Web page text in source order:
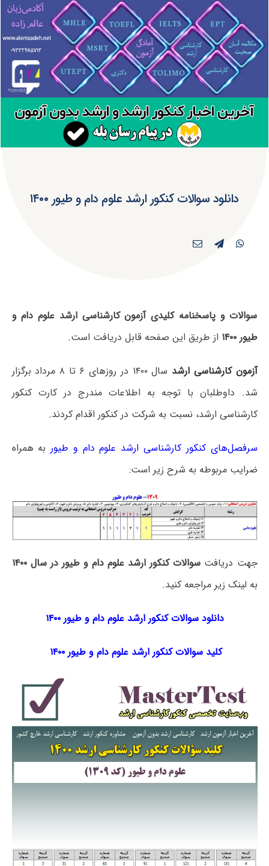
دانلود سوالات کنکور ارشد علوم دام و طیور ۱۴۰۰
سوالات و پاسخنامه کلیدی آزمون کارشناسی ارشد علوم دام و
طیور ۱۴۰۰
از طریق این صفحه قابل دریافت است.
آزمون کارشناسی ارشد
سال ۱۴۰۰ در روزهای ۶ تا ۸ مرداد برگزار
شد. داوطلبان با توجه به اطلاعات مندرج در کارت کنکور
کارشناسی ارشد، نسبت به شرکت در کنکور اقدام کردند.
سرفصل‌های کنکور کارشناسی ارشد علوم دام و طیوربه همراه
ضرایب مربوطه به شرح زیر است:
جهت دریافت سوالات کنکور ارشد علوم دام و طیور در سال ۱۴۰۰
به لینک زیر مراجعه کنید.
دانلود سوالات کنکور ارشد علوم دام و طیور ۱۴۰۰
کلید سوالات کنکور ارشد علوم دام و طیور ۱۴۰۰